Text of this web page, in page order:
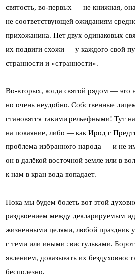
святость, во-первых — не книжная,
не соответствующей ожиданиям
прихожанина. Нет двух одинаковых
их подвиги схожи — у каждого свой
странности и «странности».
Во-вторых, когда святой рядом — это
но очень неудобно. Собственные
становятся такими рельефными! Тут
на покаяние, либо — как Ирод с
проблема избранного народа — и не
он в далёкой восточной земле или в
к нам в кран вода попадает.
Пока мы будем болеть вот этой
раздвоением между декларируемым
жизненными целями, любой праздник
с теми или иными свистульками.
явлением, доказывать их
бесполезно.